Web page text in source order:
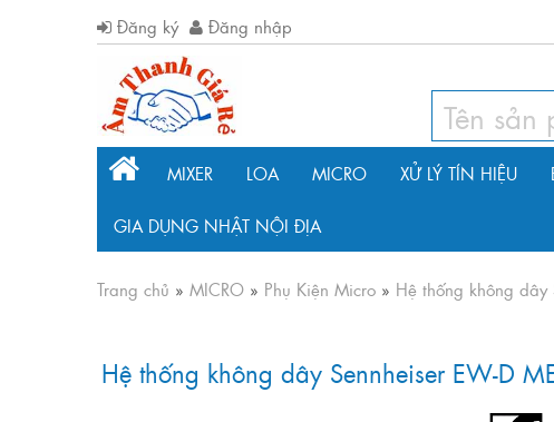
Đăng ký Đăng nhập
MIXER LOA MICRO XỬ LÝ TÍN HIỆU
GIA DỤNG NHẬT NỘI ĐỊA
Trang chủ » MICRO » Phụ Kiện Micro » Hệ thống không dây
Hệ thống không dây Sennheiser EW-D